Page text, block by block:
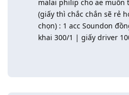
malai philip cho ae muốn
(giấy thì chắc chắn sẽ rẻ
chọn) : 1 acc Soundon
khai 300/1 | giấy driver